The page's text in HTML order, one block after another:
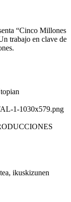
“Cinco Millones
trabajo en clave de
1-1030x579.png
ikuskizunen